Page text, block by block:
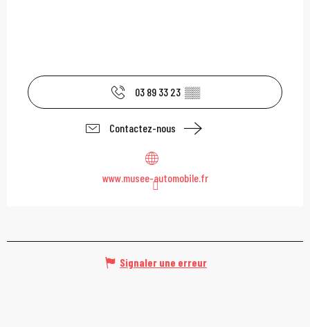
03 89 33 23 ▒▒
Contactez-nous
www.musee-automobile.fr
Signaler une erreur